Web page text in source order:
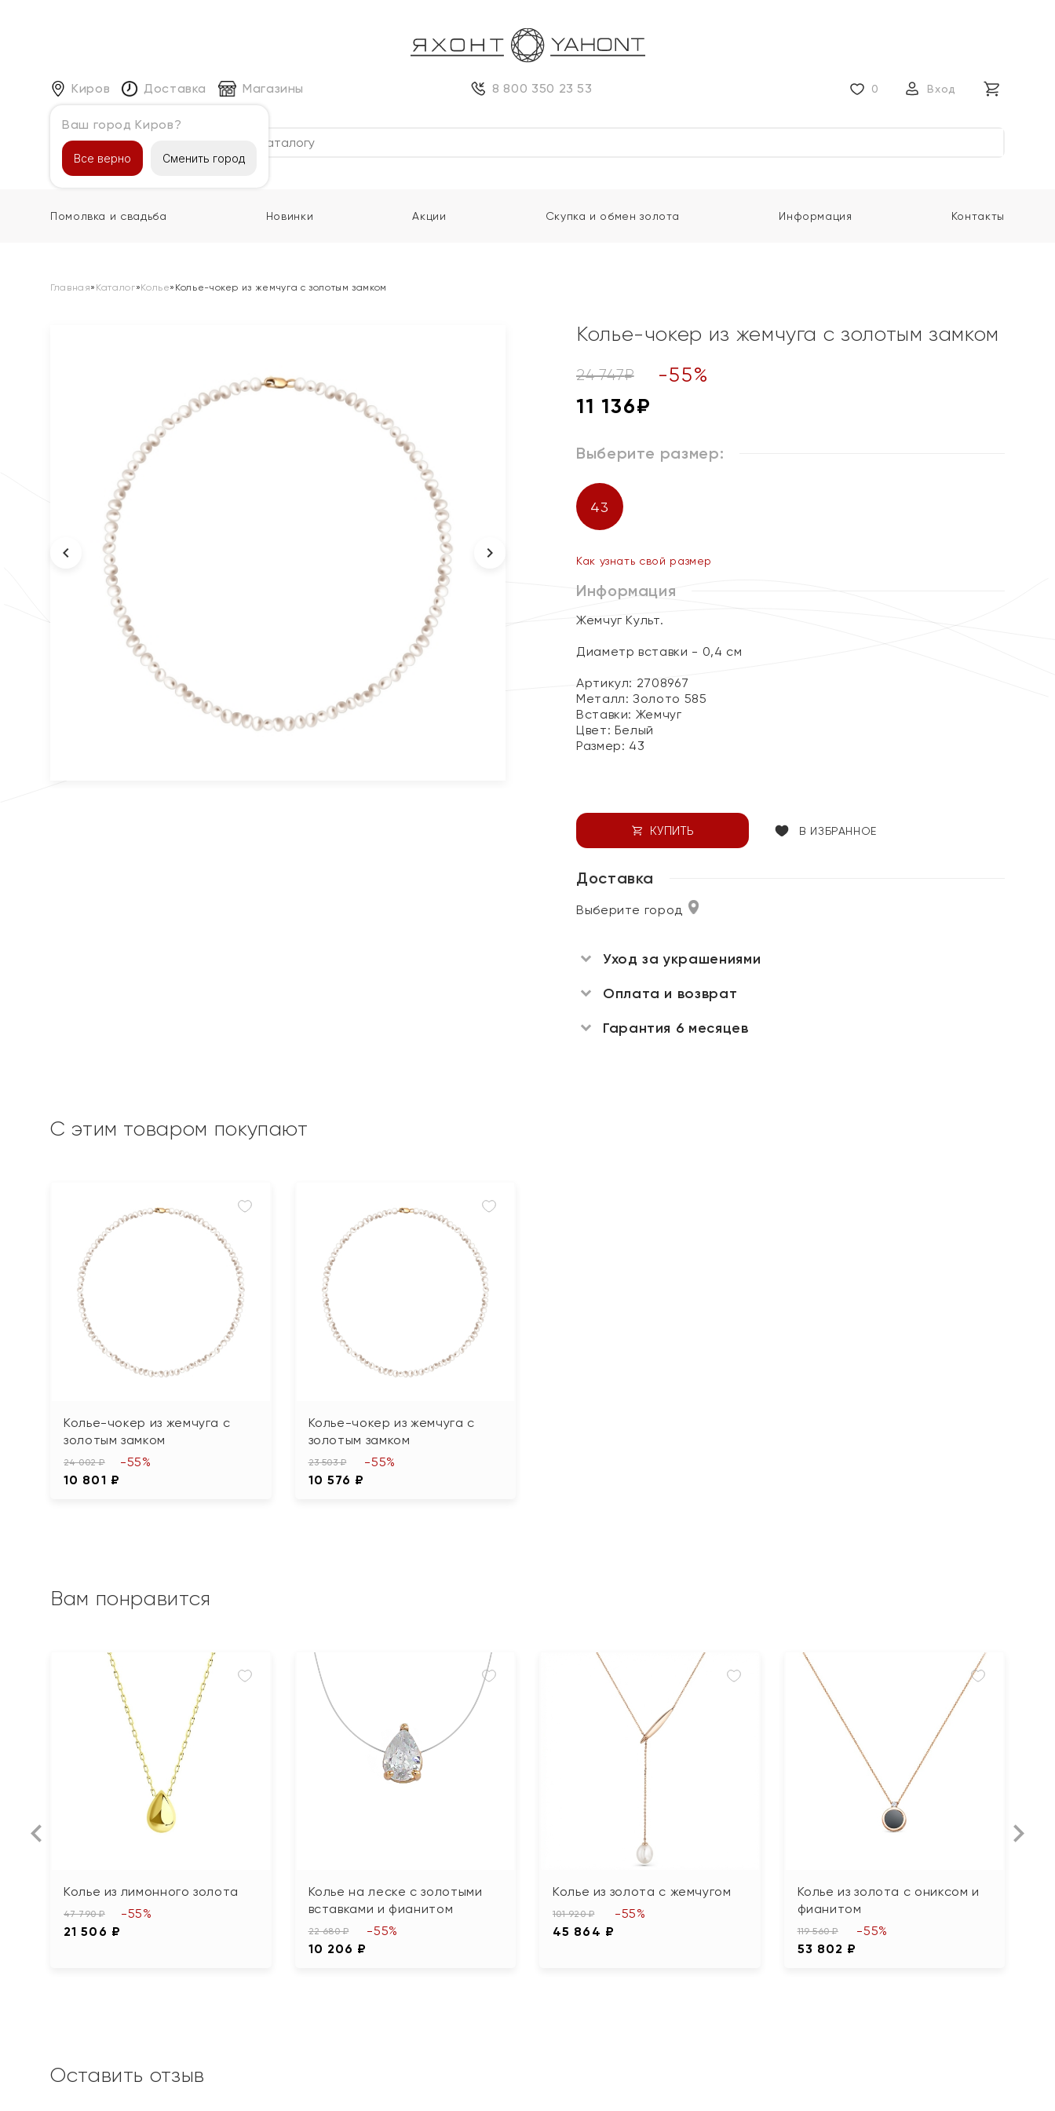
Киров
Ваш город Киров?
Все верно Сменить город
Доставка Магазины 8 800 350 23 53 0 Вход
Каталог
Помолвка и свадьба Новинки Акции Скупка и обмен золота Информация Контакты
Главная» Каталог»Колье» Колье-чокер из жемчуга с золотым замком
Колье-чокер из жемчуга с золотым замком
24 747₽ -55%
11 136₽
Выберите размер:
43
Как узнать свой размер
Информация
Жемчуг Культ.
Диаметр вставки - 0,4 см
Артикул: 2708967
Металл:Золото 585
Вставки: Жемчуг
Цвет: Белый
Размер: 43
КУПИТЬ В ИЗБРАННОЕ
Доставка
Выберите город
Уход за украшениями
Оплата и возврат
Гарантия 6 месяцев
С этим товаром покупают
Колье-чокер из жемчуга с
золотым замком
24 002 ₽
10 801 ₽
-55%
Колье-чокер из жемчуга с
золотым замком
23 503 ₽
10 576 ₽
-55%
Вам понравится
Колье из лимонного золота
47 790 ₽
21 506 ₽
-55%
Колье на леске с золотыми
вставками и фианитом
22 680 ₽
10 206 ₽
-55%
Колье из золота с жемчугом
101 920 ₽
45 864 ₽
-55%
Колье из золота с ониксом и
фианитом
119 560 ₽
53 802 ₽
-55%
Оставить отзыв